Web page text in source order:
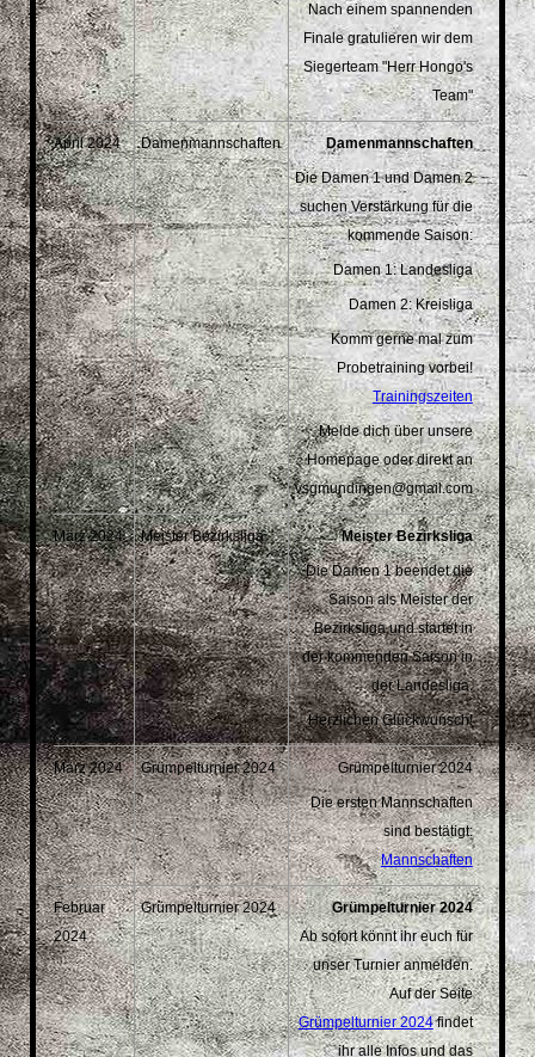
Nach einem spannenden
Finale gratulieren wir dem
Siegerteam "Herr Hongo's
Team"
April 2024 Damenmannschaften Damenmannschaften
Die Damen 1 und Damen 2
suchen Verstärkung für die
kommende Saison:
Damen 1: Landesliga
Damen 2: Kreisliga
Komm gerne mal zum
Probetraining vorbei!
Trainingszeiten
Melde dich über unsere
Homepage oder direkt an
vsgmundingen@gmail.com
März 2024 Meister Bezirksliga Meister Bezirksliga
Die Damen 1 beendet die
Saison als Meister der
Bezirksliga und startet in
der kommenden Saison in
der Landesliga.
Herzlichen Glückwunsch!
März 2024 Grümpelturnier 2024 Grümpelturnier 2024
Die ersten Mannschaften
sind bestätigt:
Mannschaften
Februar
2024
Grümpelturnier 2024
Grümpelturnier 2024
Ab sofort könnt ihr euch für
unser Turnier anmelden.
Auf der Seite
Grümpelturnier 2024findet
ihr alle Infos und das